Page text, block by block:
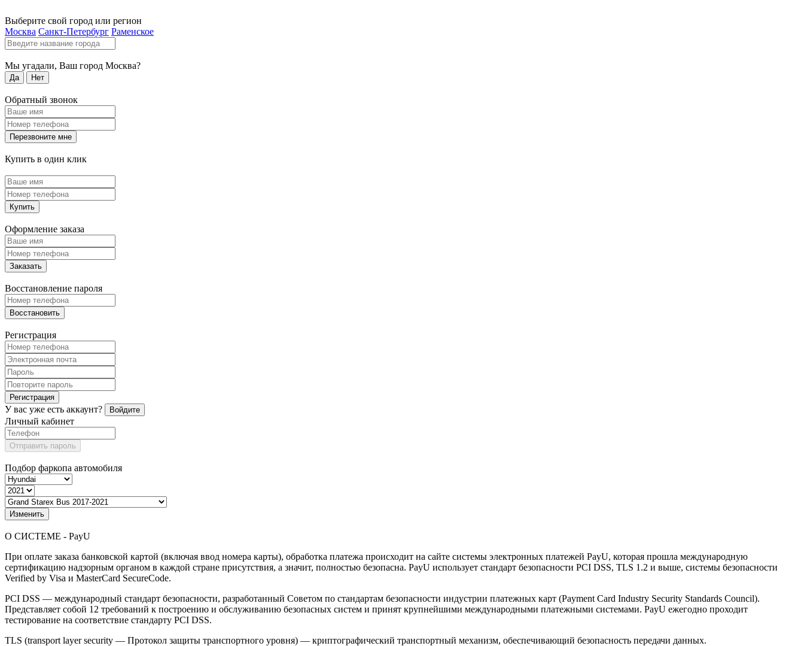
Выберите свой город или регион
Москва Санкт-Петербург Раменское
Мы угадали, Ваш город Москва?
Да Нет
Обратный звонок
Перезвоните мне
Купить в один клик
Купить
Оформление заказа
Заказать
Восстановление пароля
Восстановить
Регистрация
Регистрация
У вас уже есть аккаунт? Войдите
Личный кабинет
Отправить пароль
Подбор фаркопа автомобиля
Изменить
О СИСТЕМЕ - PayU
При оплате заказа банковской картой (включая ввод номера карты), обработка платежа происходит на сайте системы электронных платежей PayU, которая прошла международную
сертификацию надзорным органом в каждой стране присутствия, а значит, полностью безопасна. PayU использует стандарт безопасности PCI DSS, TLS 1.2 и выше, системы безопасности
Verified by Visa и MasterCard SecureCode.
PCI DSS — международный стандарт безопасности, разработанный Советом по стандартам безопасности индустрии платежных карт (Payment Card Industry Security Standards Council).
Представляет собой 12 требований к построению и обслуживанию безопасных систем и принят крупнейшими международными платежными системами. PayU ежегодно проходит
тестирование на соответствие стандарту PCI DSS.
TLS (transport layer security — Протокол защиты транспортного уровня) — криптографический транспортный механизм, обеспечивающий безопасность передачи данных.